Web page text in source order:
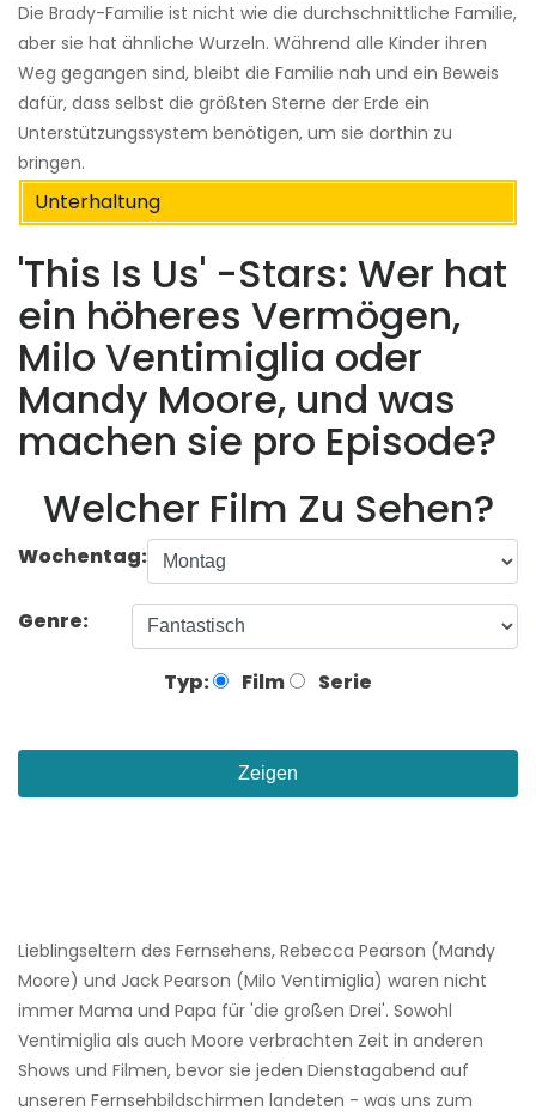
Die Brady-Familie ist nicht wie die durchschnittliche Familie,
aber sie hat ähnliche Wurzeln. Während alle Kinder ihren
Weg gegangen sind, bleibt die Familie nah und ein Beweis
dafür, dass selbst die größten Sterne der Erde ein
Unterstützungssystem benötigen, um sie dorthin zu
bringen.
Unterhaltung
'This Is Us' -Stars: Wer hat
ein höheres Vermögen,
Milo Ventimiglia oder
Mandy Moore, und was
machen sie pro Episode?
Welcher Film Zu Sehen?
Wochentag:
Genre:
Typ: Film Serie
Zeigen
Lieblingseltern des Fernsehens, Rebecca Pearson (Mandy
Moore) und Jack Pearson (Milo Ventimiglia) waren nicht
immer Mama und Papa für 'die großen Drei'. Sowohl
Ventimiglia als auch Moore verbrachten Zeit in anderen
Shows und Filmen, bevor sie jeden Dienstagabend auf
unseren Fernsehbildschirmen landeten - was uns zum